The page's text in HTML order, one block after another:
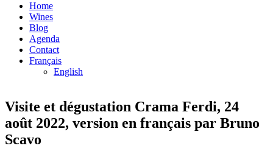
Home
Wines
Blog
Agenda
Contact
Français
English
Visite et dégustation Crama Ferdi, 24
août 2022, version en français par Bruno
Scavo